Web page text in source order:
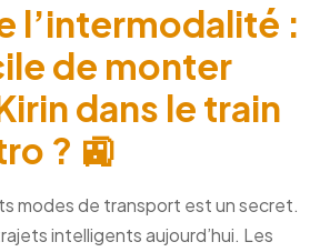
l’intermodalité :
de monter
dans le train
? 🚉
modes de transport est un secret.
intelligents aujourd’hui. Les